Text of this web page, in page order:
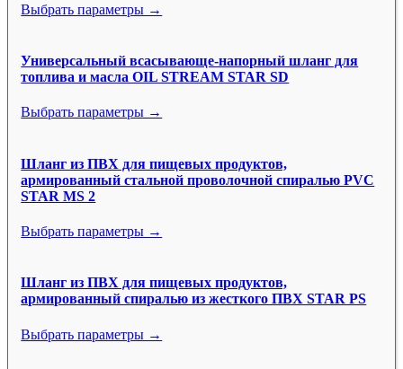
Выбрать параметры →
Универсальный всасывающе-напорный шланг для
топлива и масла OIL STREAM STAR SD
Выбрать параметры →
Шланг из ПВХ для пищевых продуктов,
армированный стальной проволочной спиралью PVC
STAR MS 2
Выбрать параметры →
Шланг из ПВХ для пищевых продуктов,
армированный спиралью из жесткого ПВХ STAR PS
Выбрать параметры →